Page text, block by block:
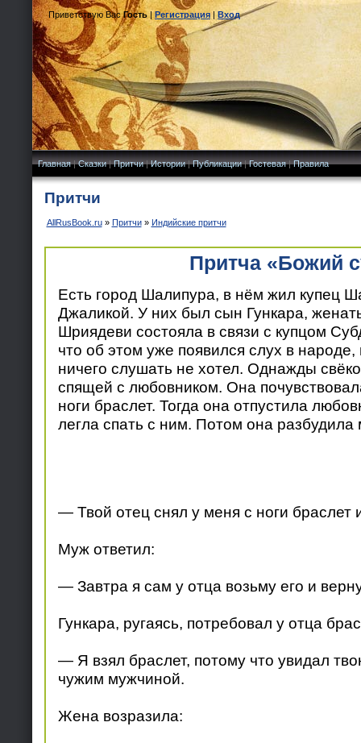
Приветствую Вас Гость|Регистрация|Вход
Главная|Сказки|Притчи|Истории|Публикации|Гостевая|Правила
Притчи
AllRusBook.ru» Притчи» Индийские притчи
Притча «Божий
Есть город Шалипура, в нём жил купец
Джаликой. У них был сын Гункара,
Шриядеви состояла в связи с купцом
что об этом уже появился слух в
ничего слушать не хотел. Однажды
спящей с любовником. Она
ноги браслет. Тогда она отпустила
легла спать с ним. Потом она разбудила
— Твой отец снял у меня с ноги браслет
Муж ответил:
— Завтра я сам у отца возьму его и
Гункара, ругаясь, потребовал у отца
— Я взял браслет, потому что увидал
чужим мужчиной.
Жена возразила: